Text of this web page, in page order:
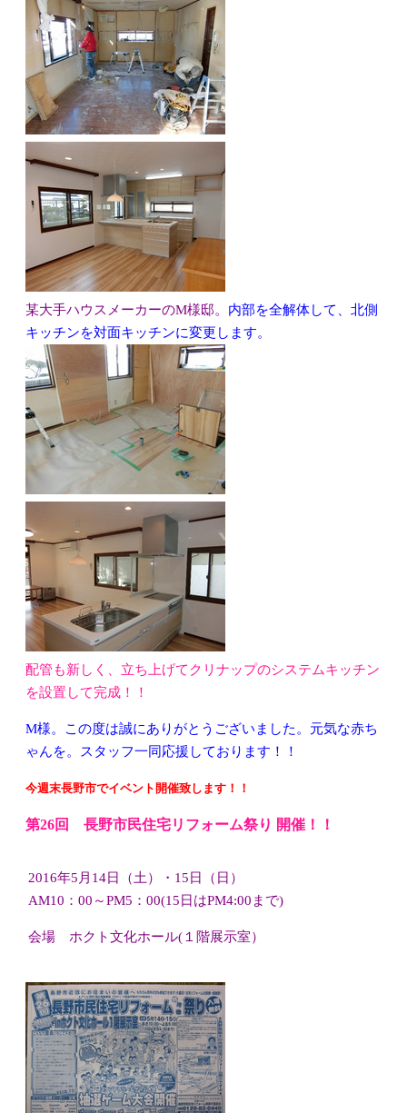
某大手ハウスメーカーのM様邸。 内部を全解体して、北側
キッチンを対面キッチンに変更します。
配管も新しく、立ち上げてクリナップのシステムキッチン
を設置して完成！！
M様。この度は誠にありがとうございました。元気な赤ち
ゃんを。スタッフ一同応援しております！！
今週末長野市でイベント開催致します！！
第26回 長野市民住宅リフォーム祭り 開催！！
2016年5月14日（土）・15日（日）
AM10：00～PM5：00(15日はPM4:00まで)
会場 ホクト文化ホール(１階展示室）